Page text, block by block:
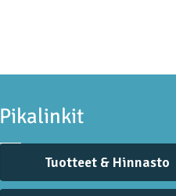
Pikalinkit
Tuotteet & Hinnasto